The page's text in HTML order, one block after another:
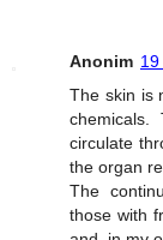
Anonim
The skin is
chemicals.
circulate
the organ
The
those with